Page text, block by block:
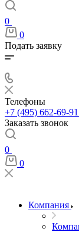
0
0
Подать заявку
Телефоны
+7 (495) 662-69-91
Заказать звонок
0
0
Компания